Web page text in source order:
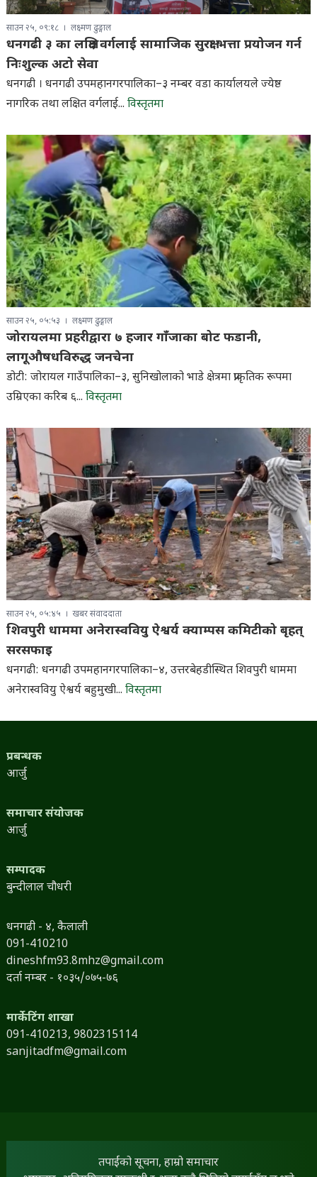
साउन २५, ०९:१८ लक्ष्मण ढुङ्गाल
धनगढी ३ का लक्षित वर्गलाई सामाजिक सुरक्षा भत्ता प्रयोजन गर्न
निःशुल्क अटो सेवा
धनगढी । धनगढी उपमहानगरपालिका–३ नम्बर वडा कार्यालयले ज्येष्ठ
नागरिक तथा लक्षित वर्गलाई... विस्तृतमा
साउन २५, ०५:५३ लक्ष्मण ढुङ्गाल
जोरायलमा प्रहरीद्वारा ७ हजार गाँजाका बोट फडानी,
लागूऔषधविरुद्ध जनचेना
डोटी: जोरायल गाउँपालिका–३, सुनिखोलाको भाडे क्षेत्रमा प्राकृतिक रूपमा
उम्रिएका करिब ६... विस्तृतमा
साउन २५, ०५:४५ खबर संवाददाता
शिवपुरी धाममा अनेरास्ववियु ऐश्वर्य क्याम्पस कमिटीको बृहत्
सरसफाइ
धनगढी: धनगढी उपमहानगरपालिका–४, उत्तरबेहडीस्थित शिवपुरी धाममा
अनेरास्ववियु ऐश्वर्य बहुमुखी... विस्तृतमा
प्रबन्धक
आर्जु
समाचार संयोजक
आर्जु
सम्पादक
बुन्दीलाल चौधरी
धनगढी - ४, कैलाली
091-410210
dineshfm93.8mhz@gmail.com
दर्ता नम्बर - १०३५/०७५-७६
मार्केटिंग शाखा
091-410213, 9802315114
sanjitadfm@gmail.com
तपाईंको सूचना, हाम्रो समाचार